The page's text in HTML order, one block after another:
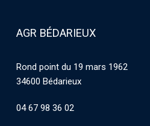
AGR BÉDARIEUX
Rond point du 19 mars 1962
34600 Bédarieux
04 67 98 36 02